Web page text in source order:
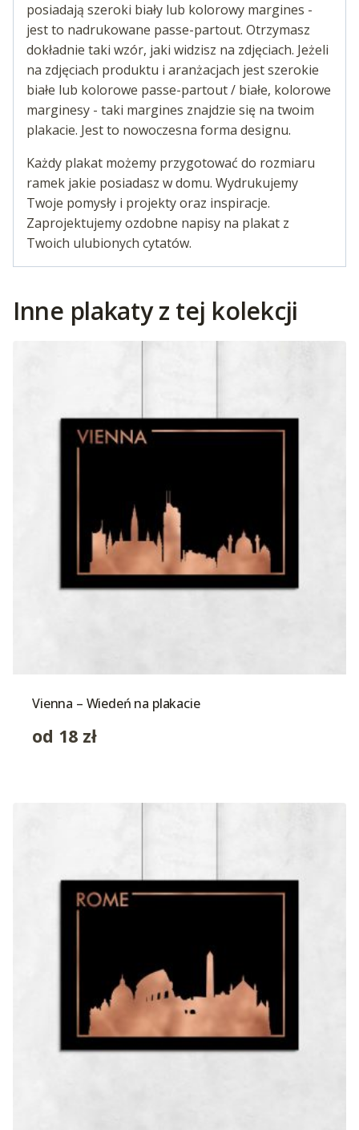
posiadają szeroki biały lub kolorowy margines -
jest to nadrukowane passe-partout. Otrzymasz
dokładnie taki wzór, jaki widzisz na zdjęciach. Jeżeli
na zdjęciach produktu i aranżacjach jest szerokie
białe lub kolorowe passe-partout / białe, kolorowe
marginesy - taki margines znajdzie się na twoim
plakacie. Jest to nowoczesna forma designu.
Każdy plakat możemy przygotować do rozmiaru
ramek jakie posiadasz w domu. Wydrukujemy
Twoje pomysły i projekty oraz inspiracje.
Zaprojektujemy ozdobne napisy na plakat z
Twoich ulubionych cytatów.
Inne plakaty z tej kolekcji
Vienna – Wiedeń na plakacie
od 18 zł